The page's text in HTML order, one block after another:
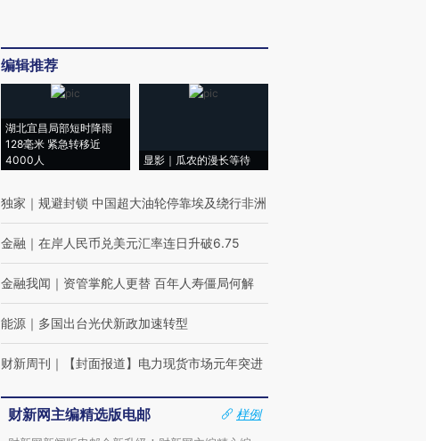
编辑推荐
湖北宜昌局部短时降雨
128毫米 紧急转移近
4000人
显影｜瓜农的漫长等待
独家 ｜ 规避封锁 中国超大油轮停靠埃及绕行非洲
金融 ｜ 在岸人民币兑美元汇率连日升破6.75
金融我闻 ｜ 资管掌舵人更替 百年人寿僵局何解
能源 ｜ 多国出台光伏新政加速转型
财新周刊 ｜ 【封面报道】电力现货市场元年突进
财新网主编精选版电邮
样例